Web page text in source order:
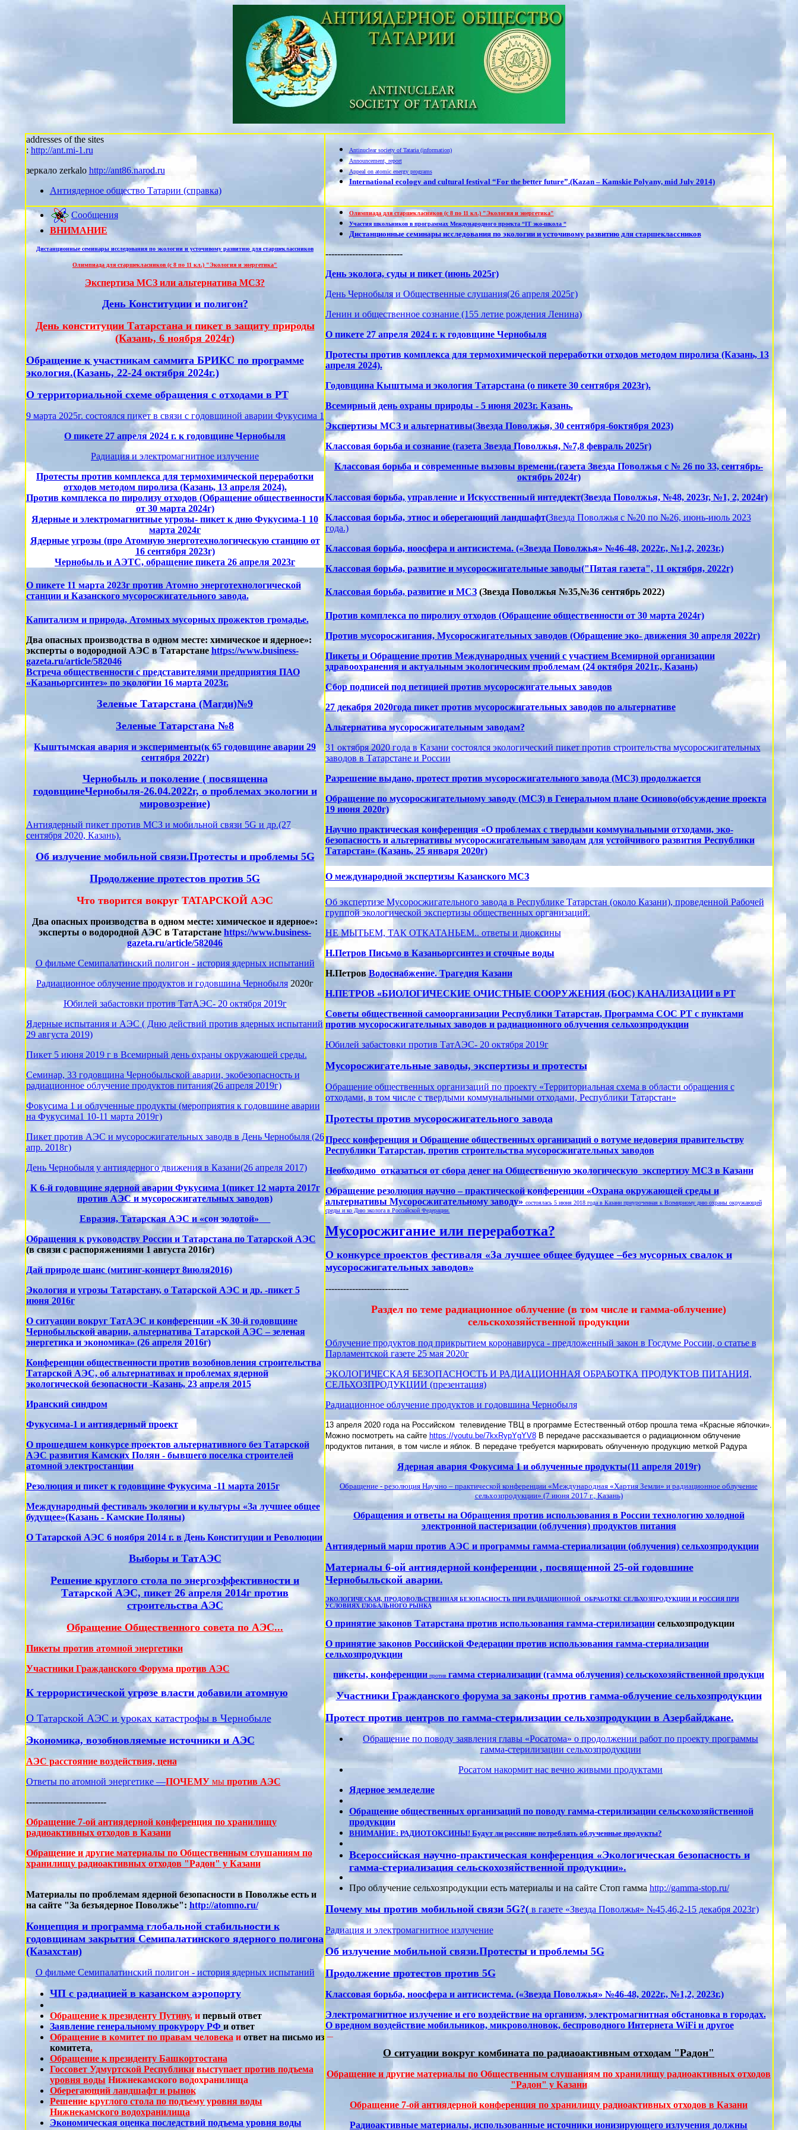
addresses of the sites
: http://ant.mi-1.ru
зеркало zerkalo http://ant86.narod.ru
Антиядерное общество Татарии (справка)
Antinuclear society of Tataria (information)
Announcement, report
Appeal on atomic energy programs
International ecology and cultural festival “For the better future”.(Kazan – Kamskie Polyany, mid July 2014)
Cообщения
ВНИМАНИЕ
Дистанционные семинары исследования по экологии и усточивому развитию для старшеклассников
Олимпиада для старшекласников (с 8 по 11 кл.) "Экология и энергетика"
Экспертиза МСЗ или альтернатива МСЗ?
День Конституции и полигон?
День конституции Татарстана и пикет в защиту природы
(Казань, 6 ноября 2024г)
Обращение к участникам саммита БРИКС по программе
экология.(Казань, 22-24 октября 2024г.)
О территориальной схеме обращения с отходами в РТ
9 марта 2025г. состоялся пикет в связи с годовщиной аварии Фукусима 1
О пикете 27 апреля 2024 г. к годовщине Чернобыля
Радиация и электромагнитное излучение
Протесты против комплекса для термохимической переработки
отходов методом пиролиза (Казань, 13 апреля 2024).
Против комплекса по пиролизу отходов (Обращение общественности
от 30 марта 2024г)
Ядерные и электромагнитные угрозы- пикет к дню Фукусима-1 10
марта 2024г
Ядерные угрозы (про Атомную энерготехнологическую станцию от
16 сентября 2023г)
Чернобыль и АЭТС, обращение пикета 26 апреля 2023г
О пикете 11 марта 2023г против Атомно энерготехнологической
станции и Казанского мусоросжигательного завода.
Капитализм и природа, Атомных мусорных прожектов громадье.
Два опасных производства в одном месте: химическое и ядерное»:
эксперты о водородной АЭС в Татарстане https://www.business-
gazeta.ru/article/582046
Встреча общественности с представителями предприятия ПАО
«Казаньоргсинтез» по экологии 16 марта 2023г.
Зеленые Татарстана (Магди)№9
Зеленые Татарстана №8
Кыштымская авария и эксперименты(к 65 годовщине аварии 29
сентября 2022г)
Чернобыль и поколение ( посвященна
годовщинеЧернобыля-26.04.2022г, о проблемах экологии и
мировозрение)
Антиядерный пикет против МСЗ и мобильной связи 5G и др.(27
сентября 2020, Казань).
Об излучение мобильной связи.Протесты и проблемы 5G
Продолжение протестов против 5G
Что творится вокруг ТАТАРСКОЙ АЭС
Два опасных производства в одном месте: химическое и ядерное»:
эксперты о водородной АЭС в Татарстане https://www.business-
gazeta.ru/article/582046
О фильме Семипалатинский полигон - история ядерных испытаний
Радиационное облучение продуктов и годовшина Чернобыля 2020г
Юбилей забастовки против ТатАЭС- 20 октября 2019г
Ядерные испытания и АЭС ( Дню действий против ядерных испытаний
29 августа 2019)
Пикет 5 июня 2019 г в Всемирный день охраны окружающей среды.
Семинар, 33 годовщина Чернобыльской аварии, экобезопасность и
радиационное облучение продуктов питания(26 апреля 2019г)
Фокусима 1 и облученные продукты (мероприятия к годовшине аварии
на Фукусима1 10-11 марта 2019г)
Пикет против АЭС и мусоросжигательных заводв в День Чернобыля (26
апр. 2018г)
День Чернобыля у антиядерного движения в Казани(26 апреля 2017)
К 6-й годовщине ядерной аварии Фукусима 1(пикет 12 марта 2017г
против АЭС и мусоросжигательных заводов)
Евразия, Татарская АЭС и «сон золотой»
Обращения к руководству России и Татарстана по Татарской АЭС
(в связи с распоряжениями 1 августа 2016г)
Дай природе шанс (митинг-концерт 8июля2016)
Экология и угрозы Татарстану, о Татарской АЭС и др. -пикет 5
июня 2016г
О ситуации вокруг ТатАЭС и конференции «К 30-й годовщине
Чернобыльской аварии, альтернатива Татарской АЭС – зеленая
энергетика и экономика» (26 апреля 2016г)
Конференции общественности против возобновления строительства
Татарской АЭС, об альтернативах и проблемах ядерной
экологической безопасности -Казань, 23 апреля 2015
Иранский синдром
Фукусима-1 и антиядерный проект
О прошедшем конкурсе проектов альтернативного без Татарской
АЭС развития Камских Полян - бывшего поселка строителей
атомной электростанции
Резолюция и пикет к годовщине Фукусима -11 марта 2015г
Международный фестиваль экологии и культуры «За лучшее общее
будущее»(Казань - Камские Поляны)
О Татарской АЭС 6 ноября 2014 г. в День Конституции и Революции
Выборы и ТатАЭС
Решение круглого стола по энергоэффективности и
Татарской АЭС, пикет 26 апреля 2014г против
строительства АЭС
Обращение Общественного совета по АЭС...
Пикеты против атомной энергетики
Участники Гражданского Форума против АЭС
К террористической угрозе власти добавили атомную
О Татарской АЭС и уроках катастрофы в Чернобыле
Экономика, возобновляемые источники и АЭС
АЭС расстояние воздействия, цена
Ответы по атомной энергетике —ПОЧЕМУмы против АЭС
---------------------------
Обращение 7-ой антиядерной конференция по хранилищу
радиоактивных отходов в Казани
Обращение и другие материалы по Общественным слушаниям по
хранилищу радиоактивных отходов "Радон" у Казани
Материалы по проблемам ядерной безопасности в Поволжье есть и
на сайте "За безъядерное Поволжье": http://atomno.ru/
Концепция и программа глобальной стабильности к
годовщинам закрытия Семипалатинского ядерного полигона
(Казахстан)
О фильме Семипалатинский полигон - история ядерных испытаний
ЧП с радиацией в казанском аэропорту
Обращение к президенту Путину.и первый ответ
Заявление генеральному прокурору РФ и ответ
Обращение в комитет по правам человека и ответ на письмо из
комитета.
Обращение к президенту Башкортостана
Госсовет Удмуртской Республики выступает против подъема
уровня воды Нижнекамского водохранилища
Оберегающий ландшафт и рынок
Решение круглого стола по подъему уровня воды
Нижнекамского водохранилища
Экономическая оценка последствий подъема уровня воды
Олимпиада для старшекласников (с 8 по 11 кл.) "Экология и энергетика"
Участия школьников в программах Международного проекта “IT эко-школа “
Дистанционные семинары исследования по экологии и усточивому развитию для старшеклассников
--------------------------
День эколога, суды и пикет (июнь 2025г)
День Чернобыля и Общественные слушания(26 апреля 2025г)
Ленин и общественное сознание (155 летие рождения Ленина)
О пикете 27 апреля 2024 г. к годовщине Чернобыля
Протесты против комплекса для термохимической переработки отходов методом пиролиза (Казань, 13
апреля 2024).
Годовщина Кыштыма и экология Татарстана (о пикете 30 сентября 2023г).
Всемирный день охраны природы - 5 июня 2023г. Казань.
Экспертизы МСЗ и альтернативы(Звезда Поволжья, 30 сентября-6октября 2023)
Классовая борьба и сознание (газета Звезда Поволжья, №7,8 февраль 2025г)
Классовая борьба и современные вызовы времени.(газета Звезда Поволжья с № 26 по 33, сентябрь-
октябрь 2024г)
Классовая борьба, управление и Искусственный интеддект(Звезда Поволжья, №48, 2023г, №1, 2, 2024г)
Классовая борьба, этнос и оберегающий ландшафт(Звезда Поволжья с №20 по №26, июнь-июль 2023
года.)
Классовая борьба, ноосфера и антисистема. («Звезда Поволжья» №46-48, 2022г., №1,2, 2023г.)
Классовая борьба, развитие и мусоросжигательные заводы("Пятая газета", 11 октября, 2022г)
Классовая борьба, развитие и МСЗ(Звезда Поволжья №35,№36 сентябрь 2022)
Против комплекса по пиролизу отходов (Обращение общественности от 30 марта 2024г)
Против мусоросжигания, Мусоросжигательных заводов (Обращение эко- движения 30 апреля 2022г)
Пикеты и Обращение против Международных учений с участием Всемирной организации
здравоохранения и актуальным экологическим проблемам (24 октября 2021г., Казань)
Сбор подписей под петицией против мусоросжигательных заводов
27 декабря 2020года пикет против мусоросжигательных заводов по альтернативе
Альтернатива мусоросжигательным заводам?
31 октября 2020 года в Казани состоялся экологический пикет против строительства мусоросжигательных
заводов в Татарстане и России
Разрешение выдано, протест против мусоросжигательного завода (МСЗ) продолжается
Обращение по мусоросжигательному заводу (МСЗ) в Генеральном плане Осиново(обсуждение проекта
19 июня 2020г)
Научно практическая конференция «О проблемах с твердыми коммунальными отходами, эко-
безопасность и альтернативы мусоросжигательным заводам для устойчивого развития Республики
Татарстан» (Казань, 25 января 2020г)
О международной экспертизы Казанского МСЗ
Об экспертизе Мусоросжигательного завода в Республике Татарстан (около Казани), проведенной Рабочей
группой экологической экспертизы общественных организаций.
НЕ МЫТЬЕМ, ТАК ОТКАТАНЬЕМ.. ответы и диоксины
Н.Петров Письмо в Казаньоргсинтез и сточные воды
Н.ПетровВодоснабжение. Трагедия Казани
Н.ПЕТРОВ «БИОЛОГИЧЕСКИЕ ОЧИСТНЫЕ СООРУЖЕНИЯ (БОС) КАНАЛИЗАЦИИ в РТ
Советы общественной самоорганизации Республики Татарстан, Программа СОС РТ с пунктами
против мусоросжигательных заводов и радиационного облучения сельхозпродукции
Юбилей забастовки против ТатАЭС- 20 октября 2019г
Мусоросжигательные заводы, экспертизы и протесты
Обращение общественных организаций по проекту «Территориальная схема в области обращения с
отходами, в том числе с твердыми коммунальными отходами, Республики Татарстан»
Протесты против мусоросжигательного завода
Пресс конференция и Обращение общественных организаций о вотуме недоверия правительству
Республики Татарстан, против строительства мусоросжигательных заводов
Необходимо отказаться от сбора денег на Общественную экологическую экспертизу МСЗ в Казани
Обращение резолюция научно – практической конференции «Охрана окружающей среды и
альтернативы Мусоросжигательному заводу» состоялась 5 июня 2018 года в Казани приуроченная к Всемирному дню охраны окружающей
среды и ко Дню эколога в Российской Федерации.
Мусоросжигание или переработка?
О конкурсе проектов фестиваля «За лучшее общее будущее –без мусорных свалок и
мусоросжигательных заводов»
----------------------------
Раздел по теме радиационное облучение (в том числе и гамма-облучение)
сельскохозяйственной продукции
Облучение продуктов под прикрытием коронавируса - предложенный закон в Госдуме России, о статье в
Парламентской газете 25 мая 2020г
ЭКОЛОГИЧЕСКАЯ БЕЗОПАСНОСТЬ И РАДИАЦИОННАЯ ОБРАБОТКА ПРОДУКТОВ ПИТАНИЯ,
СЕЛЬХОЗПРОДУКЦИИ (презентация)
Радиационное облучение продуктов и годовшина Чернобыля
13 апреля 2020 года на Российском телевидение ТВЦ в программе Естественный отбор прошла тема «Красные яблочки».
Можно посмотреть на сайте https://youtu.be/7kxRypYgYV8В передаче рассказывается о радиационном облучение
продуктов питания, в том числе и яблок. В передаче требуется маркировать облученную продукцию меткой Радура
Ядерная авария Фокусима 1 и облученные продукты(11 апреля 2019г)
Обращение - резолюция Научно – практической конференции «Международная «Хартия Земли» и радиационное облучение
сельхозпродукции» (7 июня 2017 г., Казань)
Обращения и ответы на Обращения против использования в России технологию холодной
электронной пастеризации (облучения) продуктов питания
Антиядерный марш против АЭС и программы гамма-стериализации (облучения) сельхозпродукции
Материалы 6-ой антиядерной конференции , посвященной 25-ой годовшине
Чернобыльской аварии.
ЭКОЛОГИЧЕСКАЯ, ПРОДОВОЛЬСТВЕННАЯ БЕЗОПАСНОСТЬ ПРИ РАДИАЦИОННОЙ ОБРАБОТКЕ СЕЛЬХОЗПРОДУКЦИИ И РОССИЯ ПРИ
УСЛОВИЯХ ГЛОБАЛЬНОГО РЫНКА
О принятие законов Татарстана против использования гамма-стерилизациисельхозпродукции
О принятие законов Российской Федерации против использования гамма-стериализации
сельхозпродукции
пикеты, конференции против гамма стериализации (гамма облучения) сельскохозяйственной продукци
Участники Гражданского форума за законы против гамма-облучение сельхозпродукции
Протест против центров по гамма-стерилизации сельхозпродукции в Азербайджане.
Обращение по поводу заявления главы «Росатома» о продолжении работ по проекту программы
гамма-стерилизации сельхозпродукции
Росатом накормит нас вечно живыми продуктами
Ядерное земледелие
Обращение общественных организаций по поводу гамма-стерилизации сельскохозяйственной
продукции
ВНИМАНИЕ: РАДИОТОКСИНЫ! Будут ли россияне потреблять облученные продукты?
Всероссийская научно-практическая конференция «Экологическая безопасность и
гамма-стериализация сельскохозяйственной продукции».
Про облучение сельхозпродукции есть материалы и на сайте Стоп гамма http://gamma-stop.ru/
Почему мы против мобильной связи 5G?(в газете «Звезда Поволжья» №45,46,2-15 декабря 2023г)
Радиация и электромагнитное излучение
Об излучение мобильной связи.Протесты и проблемы 5G
Продолжение протестов против 5G
Классовая борьба, ноосфера и антисистема. («Звезда Поволжья» №46-48, 2022г., №1,2, 2023г.)
Электромагнитное излучение и его воздействие на организм, электромагнитная обстановка в городах.
О вредном воздействие мобильников, микроволновок, беспроводного Интернета WiFi и другое
О ситуации вокруг комбината по радиаоактивным отходам "Радон"
Обращение и другие материалы по Общественным слушаниям по хранилищу радиоактивных отходов
"Радон" у Казани
Обращение 7-ой антиядерной конференция по хранилищу радиоактивных отходов в Казани
Радиоактивные материалы, использованные источники ионизирующего излучения должны